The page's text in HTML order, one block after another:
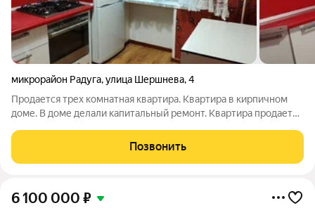
микрорайон Радуга,улица Шершнева,4
Продается трех комнатная квартира. Квартира в кирпичном
доме. В доме делали капитальный ремонт. Квартира продается
техникой. В кварите косметический ремонт. Вокруг дома
развитая инфраструктура, а
Позвонить
6 100 000 ₽